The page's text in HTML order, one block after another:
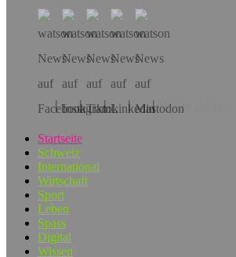
Hol dir die App!
Startseite
Schweiz
International
Wirtschaft
Sport
Leben
Spass
Digital
Wissen